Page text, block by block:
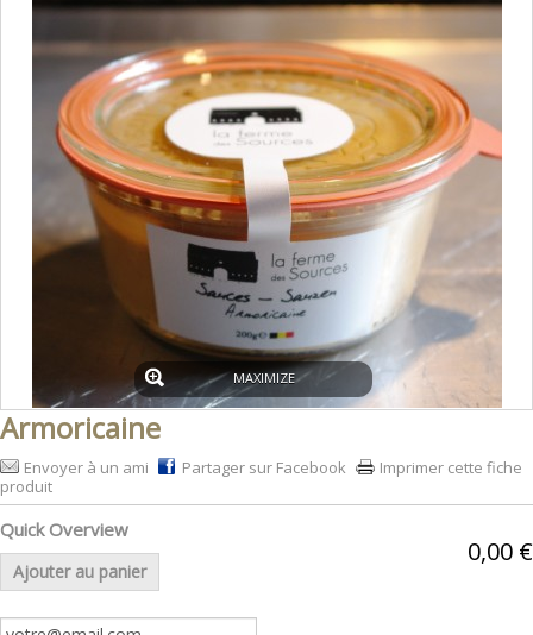
MAXIMIZE
Armoricaine
Envoyer à un ami Partager sur Facebook
Imprimer cette fiche
produit
Quick Overview
0,00 €
Ajouter au panier